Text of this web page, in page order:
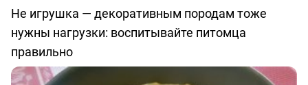
Не игрушка — декоративным породам тоже
нужны нагрузки: воспитывайте питомца
правильно